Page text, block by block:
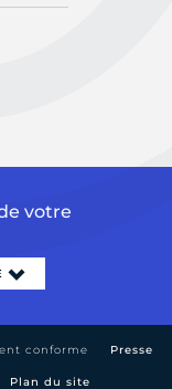
votre
conforme Presse
Plan du site